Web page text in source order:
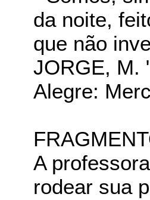
da noite,
que não
JORGE, M.
Alegre:
A
rodear sua